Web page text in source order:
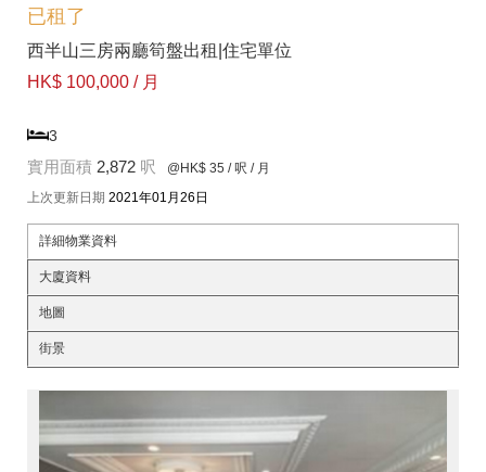
已租了
西半山三房兩廳筍盤出租|住宅單位
HK$ 100,000 / 月
3
實用面積 2,872 呎 @HK$ 35 / 呎 / 月
上次更新日期 2021年01月26日
詳細物業資料
大廈資料
地圖
街景